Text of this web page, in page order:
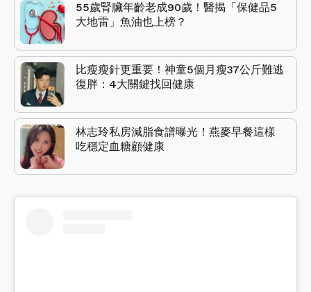
55歲腎臟年齡老成90歲！醫揭「保健品5
大地雷」魚油也上榜？
比瘦瘦針更重要！神童5個月瘦37公斤難逃
復胖：4大關鍵找回健康
林志玲私房減脂食譜曝光！燕麥早餐這樣
吃穩定血糖顧健康